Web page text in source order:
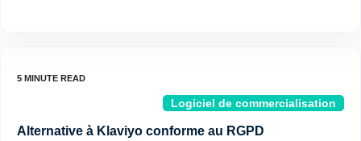
Logiciel de commercialisation
Alternative à Klaviyo conforme au RGPD